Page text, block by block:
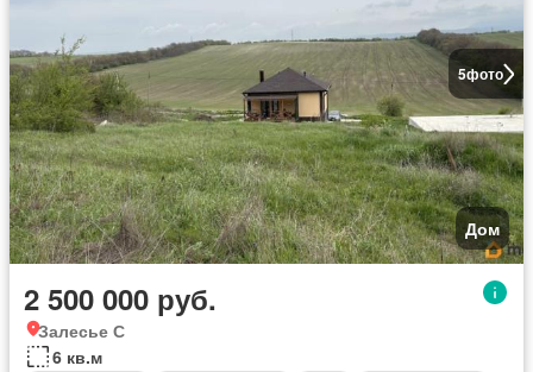
5фото
Дом
2 500 000 руб.
Залесье С
6 кв.м